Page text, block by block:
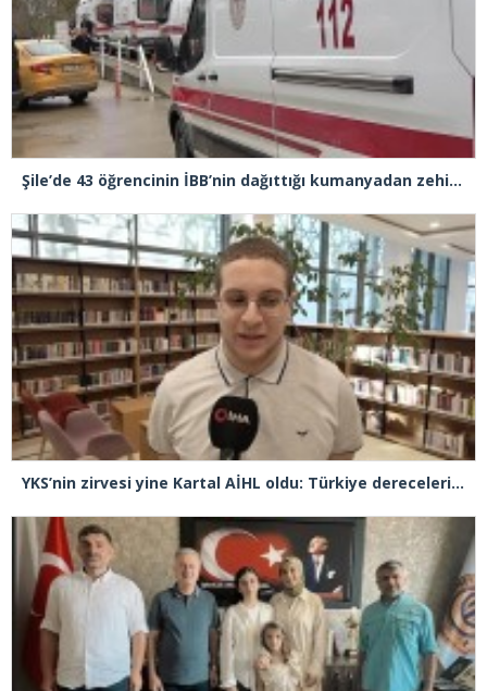
Şile’de 43 öğrencinin İBB’nin dağıttığı kumanyadan zehirlendiği iddiasıyla 4 şüpheliye 10 yıla kadar hapis talebi
YKS’nin zirvesi yine Kartal AİHL oldu: Türkiye dereceleri peş peşe geldi, başarının sırrını anlattılar